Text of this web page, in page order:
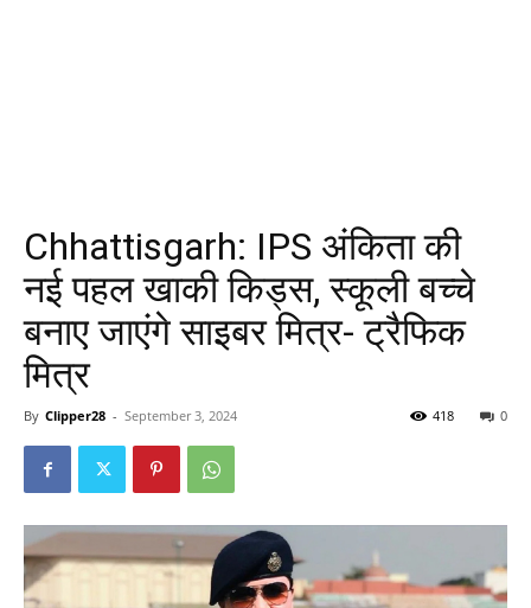
Chhattisgarh: IPS अंकिता की
नई पहल खाकी किड्स, स्कूली बच्चे
बनाए जाएंगे साइबर मित्र- ट्रैफिक
मित्र
By Clipper28 - September 3, 2024 0
418